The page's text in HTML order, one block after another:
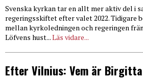
Svenska kyrkan tar en allt mer aktiv del i
regeringsskiftet efter valet 2022. Tidigare
mellan kyrkoledningen och regeringen
Löfvens hust...Läs vidare...
Efter Vilnius: Vem är Birgitta